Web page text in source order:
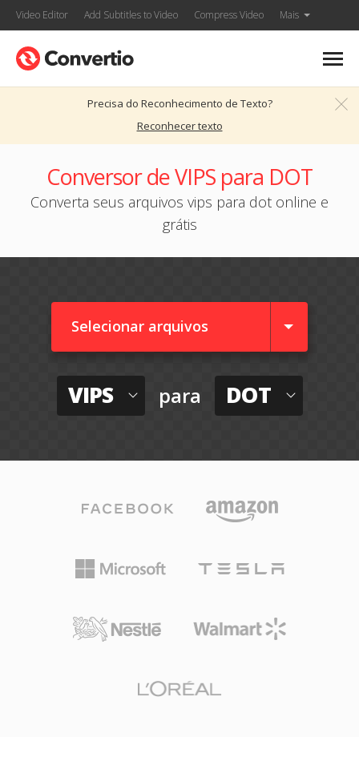
Video Editor Add Subtitles to Video Compress Video Mais
Precisa do Reconhecimento de Texto?
Reconhecer texto
Conversor de VIPS para DOT
Converta seus arquivos vips para dot online e
grátis
Selecionar arquivos
VIPS para DOT